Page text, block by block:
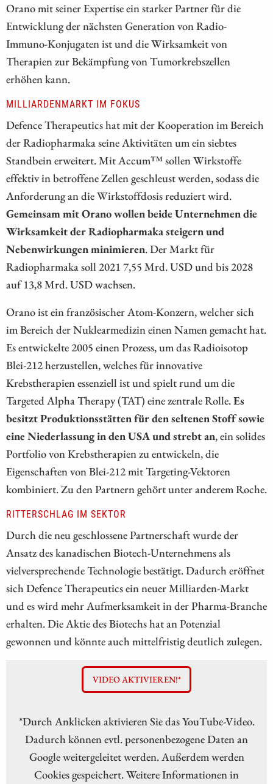
Orano mit seiner Expertise ein starker Partner für die
Entwicklung der nächsten Generation von Radio-
Immuno-Konjugaten ist und die Wirksamkeit von
Therapien zur Bekämpfung von Tumorkrebszellen
erhöhen kann.
MILLIARDENMARKT IM FOKUS
Defence Therapeutics hat mit der Kooperation im Bereich
der Radiopharmaka seine Aktivitäten um ein siebtes
Standbein erweitert. Mit Accum™ sollen Wirkstoffe
effektiv in betroffene Zellen geschleust werden, sodass die
Anforderung an die Wirkstoffdosis reduziert wird.
Gemeinsam mit Orano wollen beide Unternehmen die
Wirksamkeit der Radiopharmaka steigern und
Nebenwirkungen minimieren. Der Markt für
Radiopharmaka soll 2021 7,55 Mrd. USD und bis 2028
auf 13,8 Mrd. USD wachsen.
Orano ist ein französischer Atom-Konzern, welcher sich
im Bereich der Nuklearmedizin einen Namen gemacht hat.
Es entwickelte 2005 einen Prozess, um das Radioisotop
Blei-212 herzustellen, welches für innovative
Krebstherapien essenziell ist und spielt rund um die
Targeted Alpha Therapy (TAT) eine zentrale Rolle.Es
besitzt Produktionsstätten für den seltenen Stoff sowie
eine Niederlassung in den USA und strebt an, ein solides
Portfolio von Krebstherapien zu entwickeln, die
Eigenschaften von Blei-212 mit Targeting-Vektoren
kombiniert. Zu den Partnern gehört unter anderem Roche.
RITTERSCHLAG IM SEKTOR
Durch die neu geschlossene Partnerschaft wurde der
Ansatz des kanadischen Biotech-Unternehmens als
vielversprechende Technologie bestätigt. Dadurch eröffnet
sich Defence Therapeutics ein neuer Milliarden-Markt
und es wird mehr Aufmerksamkeit in der Pharma-Branche
erhalten. Die Aktie des Biotechs hat an Potenzial
gewonnen und könnte auch mittelfristig deutlich zulegen.
VIDEO AKTIVIEREN!*
*Durch Anklicken aktivieren Sie das YouTube-Video.
Dadurch können evtl. personenbezogene Daten an
Google weitergeleitet werden. Außerdem werden
Cookies gespeichert. Weitere Informationen in